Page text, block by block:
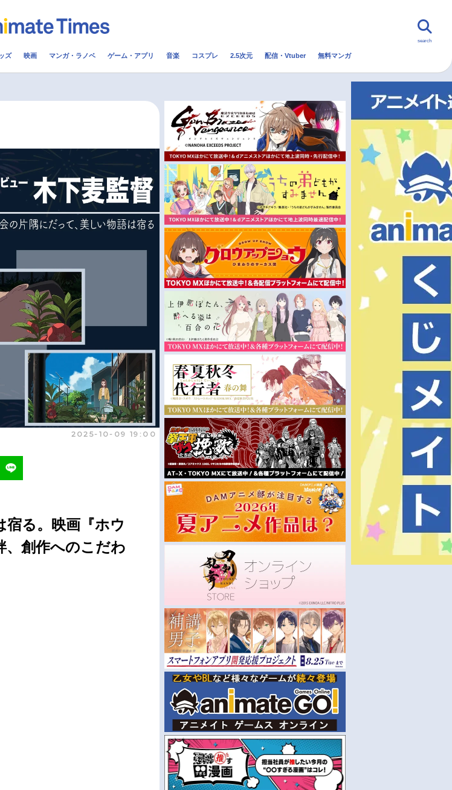
配信・Vtuber トレンド 無料マンガ
画一覧
/女性声優一覧
今期アニメ曜日別一覧
春アニメ
夏アニメ
秋アニメ
冬アニメ
FOLLOW US
search
ズ 映画 マンガ・ラノベ ゲーム・アプリ 音楽 コスプレ 2.5次元 配信・Vtuber 無料マンガ
2025-10-09 19:00
宿る。映画『ホウ
、創作へのこだわ